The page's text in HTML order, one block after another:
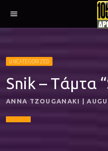
menu
UNCATEGORIZED
Snik – Tάμτα
ANNA TZOUGANAKI |